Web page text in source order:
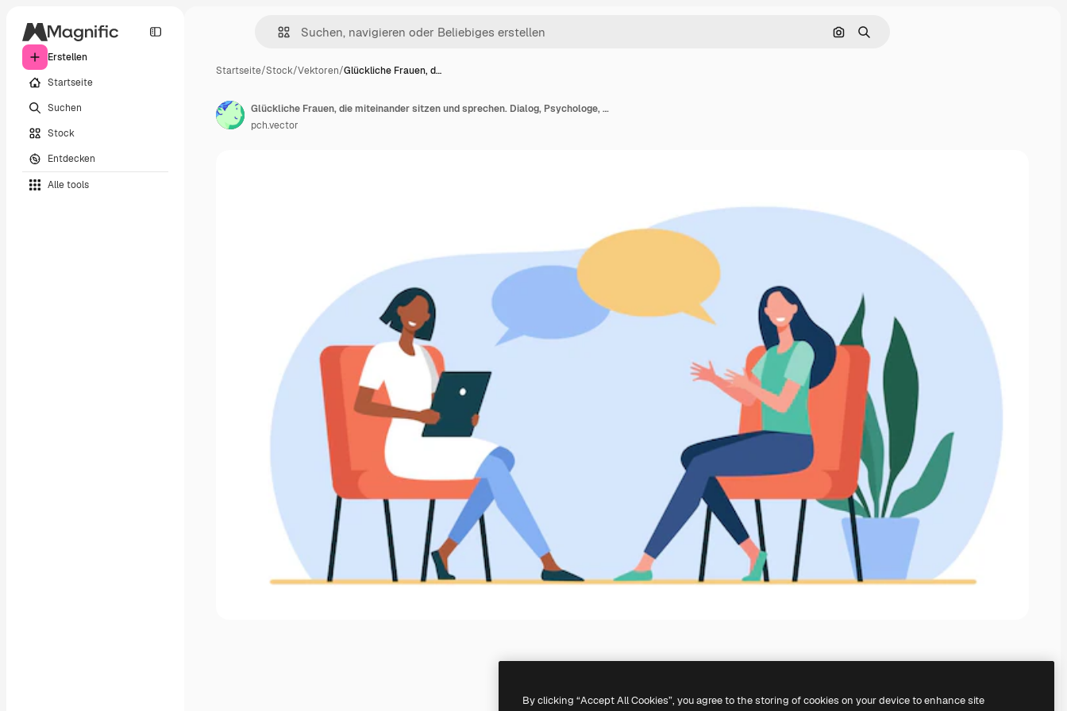
Erstellen
Startseite
Suchen
Stock
Entdecken
Alle tools
Nach Bild suchen
Suchen
Startseite/Stock/Vektoren/Glückliche Frauen, d…
Glückliche Frauen, die miteinander sitzen und sprechen. Dialog, Psychologe, flache Abbildung der Tablette
pch.vector
By clicking “Accept All Cookies”, you agree to the storing of cookies on your device to enhance site